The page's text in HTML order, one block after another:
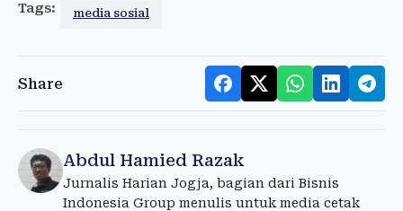
Tags: media sosial
Share
Abdul Hamied Razak
Jurnalis Harian Jogja, bagian dari Bisnis
Indonesia Group menulis untuk media cetak